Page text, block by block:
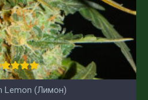
Lemon (Лимон)